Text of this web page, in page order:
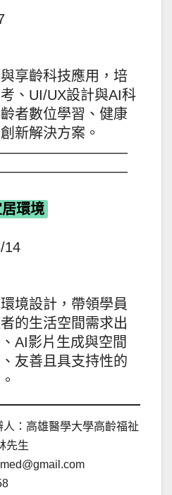
享齡科技應用，培
、UI/UX設計與AI科
者數位學習、健康
新解決方案。
環境
14
境設計，帶領學員
的生活空間需求出
AI影片生成與空間
友善且具支持性的
：高雄醫學大學高齡福祉
先生